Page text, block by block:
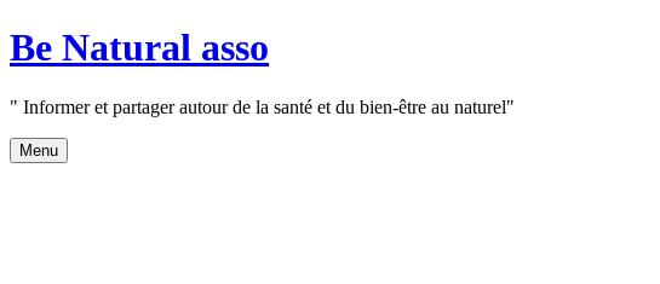
Aller
au
Be Natural asso
" Informer et partager autour de la santé et du bien-être au naturel"
Menu